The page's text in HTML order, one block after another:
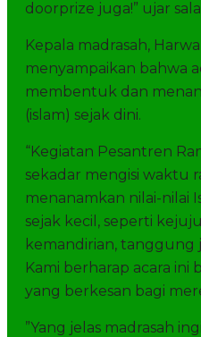
doorprize juga!” ujar
Kepala madrasah,
menyampaikan bahwa
membentuk dan
(islam) sejak dini.
“Kegiatan Pesantren
sekadar mengisi waktu
menanamkan nilai-nilai
sejak kecil, seperti
kemandirian, tanggung
Kami berharap acara ini
yang berkesan bagi
”Yang jelas madrasah